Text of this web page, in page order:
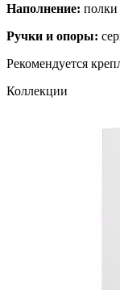
Наполнение: полки
Ручки и опоры:
Рекомендуется
Коллекции